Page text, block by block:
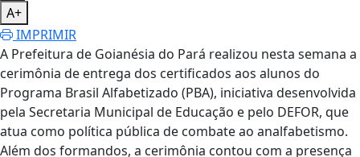
A+
IMPRIMIR
A Prefeitura de Goianésia do Pará realizou nesta semana a
cerimônia de entrega dos certificados aos alunos do
Programa Brasil Alfabetizado (PBA), iniciativa desenvolvida
pela Secretaria Municipal de Educação e pelo DEFOR, que
atua como política pública de combate ao analfabetismo.
Além dos formandos, a cerimônia contou com a presença